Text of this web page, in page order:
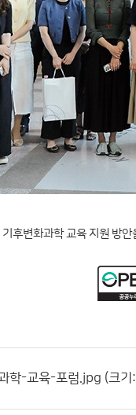
후변화과학 교육 지원 방안
학-교육-포럼.jpg (크